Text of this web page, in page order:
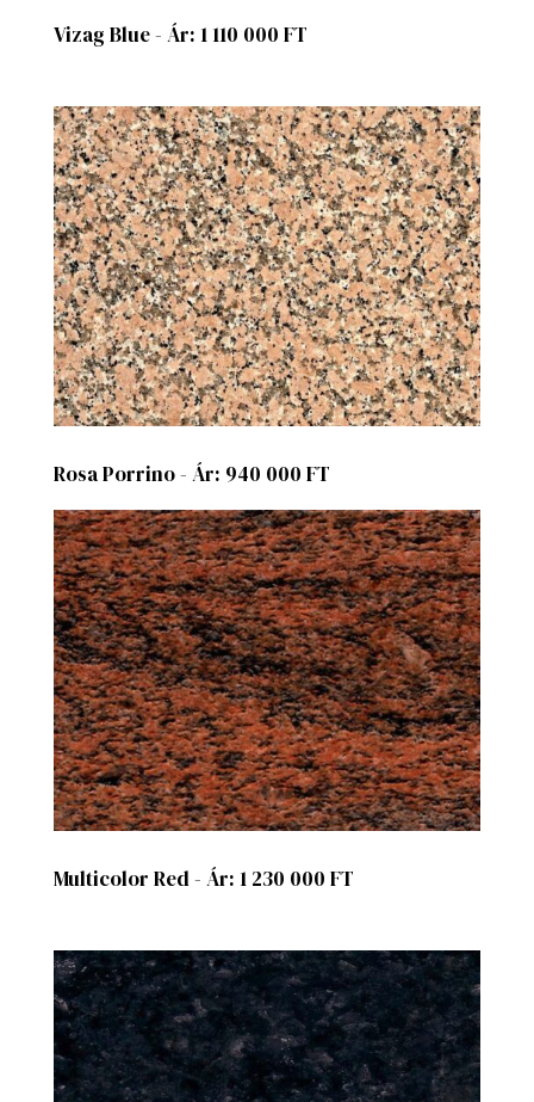
Vizag Blue - Ár: 1 110 000 FT
Rosa Porrino - Ár: 940 000 FT
Multicolor Red - Ár: 1 230 000 FT